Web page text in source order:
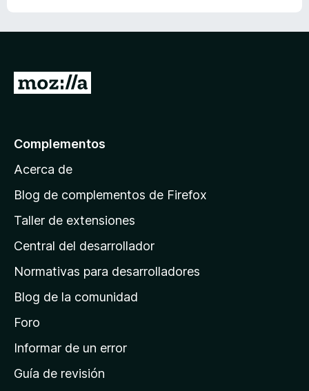
p
á
n
a
e
i
n
c
Complementos
Acerca de
Blog de complementos de Firefox
Taller de extensiones
Central del desarrollador
Normativas para desarrolladores
Blog de la comunidad
Foro
Informar de un error
Guía de revisión